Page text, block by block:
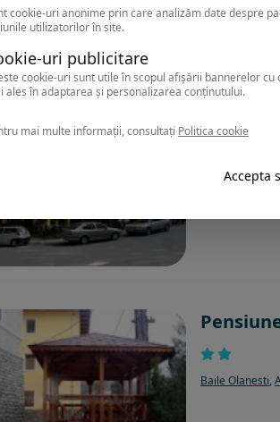
Baile Olanesti,
cookie-uri anonime prin care analizăm date despre
utilizatorilor în site.
uri publicitare
cookie-uri sunt utile în scopul afișării bannerelor
ales în adaptarea și personalizarea conținutului.
mai multe informații, consultați Politica cookie
Accepta